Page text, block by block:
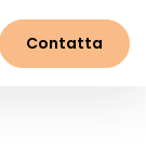
Contatta